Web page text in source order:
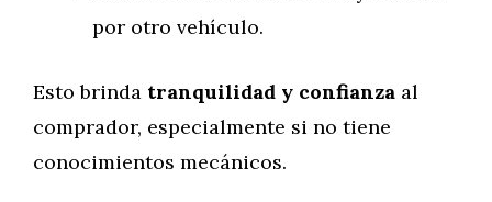
por otro vehículo.
Esto brinda tranquilidad y confianza al
comprador, especialmente si no tiene
conocimientos mecánicos.